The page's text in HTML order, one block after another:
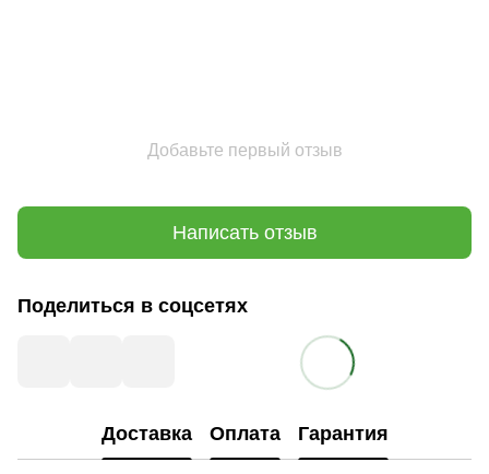
Добавьте первый отзыв
Написать отзыв
Поделиться в соцсетях
Доставка Оплата Гарантия